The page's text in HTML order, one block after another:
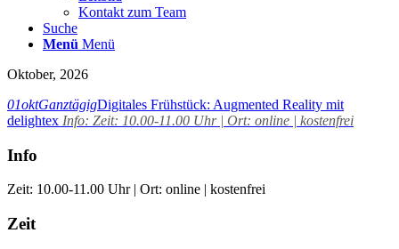
Kontakt zum Team
Suche
Menü Menü
Oktober, 2026
01oktGanztägigDigitales Frühstück: Augmented Reality mit
delightex Info: Zeit: 10.00-11.00 Uhr | Ort: online | kostenfrei
Info
Zeit: 10.00-11.00 Uhr | Ort: online | kostenfrei
Zeit